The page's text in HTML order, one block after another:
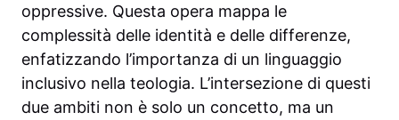
oppressive. Questa opera mappa le
complessità delle identità e delle differenze,
enfatizzando l’importanza di un linguaggio
inclusivo nella teologia. L’intersezione di questi
due ambiti non è solo un concetto, ma un